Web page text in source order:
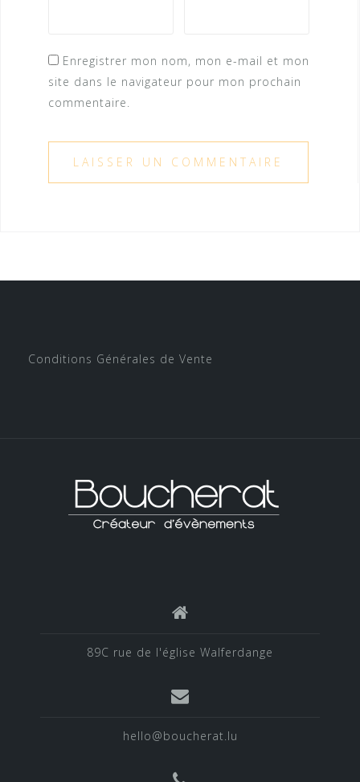
Enregistrer mon nom, mon e-mail et mon
site dans le navigateur pour mon prochain
commentaire.
Conditions Générales de Vente
89C rue de l'église Walferdange
hello@boucherat.lu